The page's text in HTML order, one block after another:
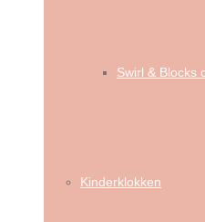
Swirl & Blocks
Kinderklokken